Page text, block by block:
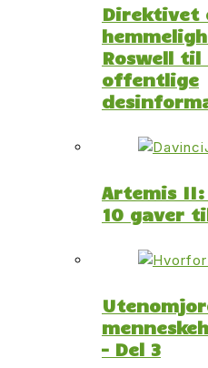
Direktivet
Roswell til
offentlige
Artemis
10 gaver
– Del 3